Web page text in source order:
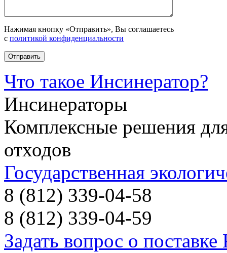
Нажимая кнопку «Отправить», Вы соглашаетесь
с политикой конфиденциальности
Что такое Инсинератор?
Инсинераторы
Комплексные решения
отходов
Государственная
8 (812) 339-04-58
8 (812) 339-04-59
Задать вопрос о